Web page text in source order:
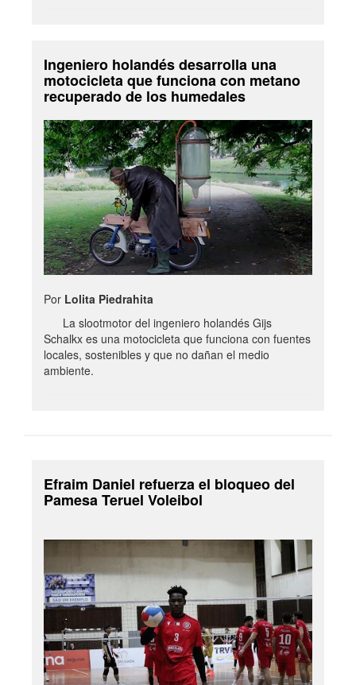
Ingeniero holandés desarrolla una
motocicleta que funciona con metano
recuperado de los humedales
Por Lolita Piedrahita
La slootmotor del ingeniero holandés Gijs
Schalkx es una motocicleta que funciona con fuentes
locales, sostenibles y que no dañan el medio
ambiente.
Efraim Daniel refuerza el bloqueo del
Pamesa Teruel Voleibol